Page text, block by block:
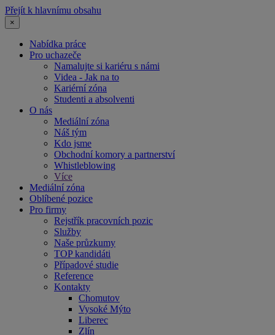
Přejít k hlavnímu obsahu
×
Nabídka práce
Pro uchazeče
Namalujte si kariéru s námi
Videa - Jak na to
Kariérní zóna
Studenti a absolventi
O nás
Mediální zóna
Náš tým
Kdo jsme
Obchodní komory a partnerství
Whistleblowing
Více
Mediální zóna
Oblíbené pozice
Pro firmy
Rejstřík pracovních pozic
Služby
Naše průzkumy
TOP kandidáti
Případové studie
Reference
Kontakty
Chomutov
Vysoké Mýto
Liberec
Zlín